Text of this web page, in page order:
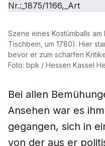
Szene eines Kostümballs
Tischbein, um 1780). Hier
bevor er zum scharfen
Foto: bpk / Hessen Kassel
Bei allen
Ansehen war es
gegangen, sich in
von der aus er